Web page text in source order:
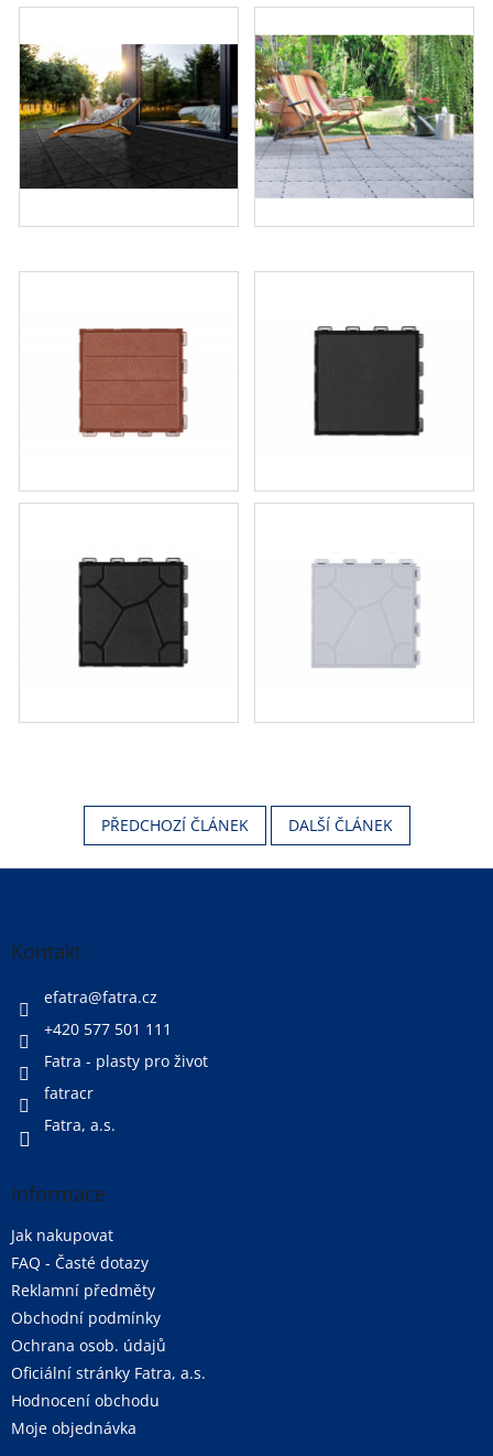
PŘEDCHOZÍ ČLÁNEK DALŠÍ ČLÁNEK
Z
Kontakt
efatra@fatra.cz
+420 577 501 111
Fatra - plasty pro život
fatracr
Fatra, a.s.
Informace
Jak nakupovat
FAQ - Časté dotazy
Reklamní předměty
Obchodní podmínky
Ochrana osob. údajů
Oficiální stránky Fatra, a.s.
Hodnocení obchodu
Moje objednávka